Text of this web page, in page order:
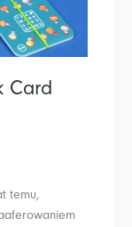
Card
temu,